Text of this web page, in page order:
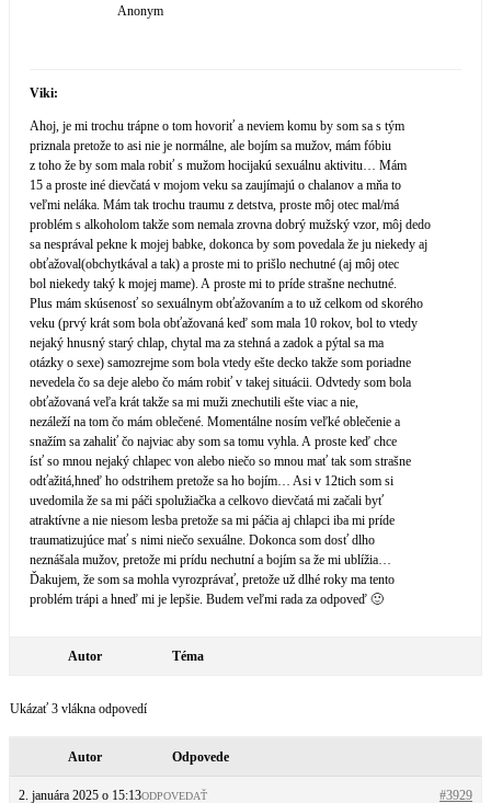
Anonym
Viki:
Ahoj, je mi trochu trápne o tom hovoriť a neviem komu by som sa s tým
priznala pretože to asi nie je normálne, ale bojím sa mužov, mám fóbiu
z toho že by som mala robiť s mužom hocijakú sexuálnu aktivitu… Mám
15 a proste iné dievčatá v mojom veku sa zaujímajú o chalanov a mňa to
veľmi neláka. Mám tak trochu traumu z detstva, proste môj otec mal/má
problém s alkoholom takže som nemala zrovna dobrý mužský vzor, môj dedo
sa nesprával pekne k mojej babke, dokonca by som povedala že ju niekedy aj
obťažoval(obchyt­kával a tak) a proste mi to prišlo nechutné (aj môj otec
bol niekedy taký k mojej mame). A proste mi to príde strašne nechutné.
Plus mám skúsenosť so sexuálnym obťažovaním a to už celkom od skorého
veku (prvý krát som bola obťažovaná keď som mala 10 rokov, bol to vtedy
nejaký hnusný starý chlap, chytal ma za stehná a zadok a pýtal sa ma
otázky o sexe) samozrejme som bola vtedy ešte decko takže som poriadne
nevedela čo sa deje alebo čo mám robiť v takej situácii. Odvtedy som bola
obťažovaná veľa krát takže sa mi muži znechutili ešte viac a nie,
nezáleží na tom čo mám oblečené. Momentálne nosím veľké oblečenie a
snažím sa zahaliť čo najviac aby som sa tomu vyhla. A proste keď chce
ísť so mnou nejaký chlapec von alebo niečo so mnou mať tak som strašne
odťažitá,hneď ho odstrihem pretože sa ho bojím… Asi v 12tich som si
uvedomila že sa mi páči spolužiačka a celkovo dievčatá mi začali byť
atraktívne a nie niesom lesba pretože sa mi páčia aj chlapci iba mi príde
traumatizujúce mať s nimi niečo sexuálne. Dokonca som dosť dlho
neznášala mužov, pretože mi prídu nechutní a bojím sa že mi ublížia…
Ďakujem, že som sa mohla vyrozprávať, pretože už dlhé roky ma tento
problém trápi a hneď mi je lepšie. Budem veľmi rada za odpoveď 🙂
Autor Téma
Ukázať 3 vlákna odpovedí
Autor Odpovede
2. januára 2025 o 15:13 #3929
ODPOVEDAŤ